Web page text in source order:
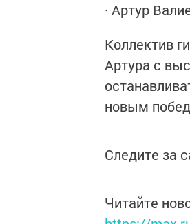
· Артур
Коллектив
Артура с
новым
Следите за
Читайте